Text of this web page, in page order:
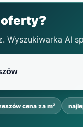
oferty?
Wyszukiwarka AI
cena za m²